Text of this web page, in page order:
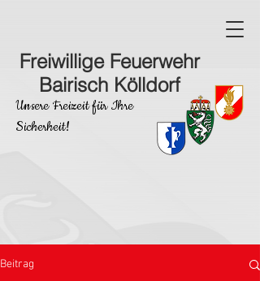
Freiwillige Feuerwehr
Bairisch Kölldorf
Unsere Freizeit für Ihre
Sicherheit!
Beitrag